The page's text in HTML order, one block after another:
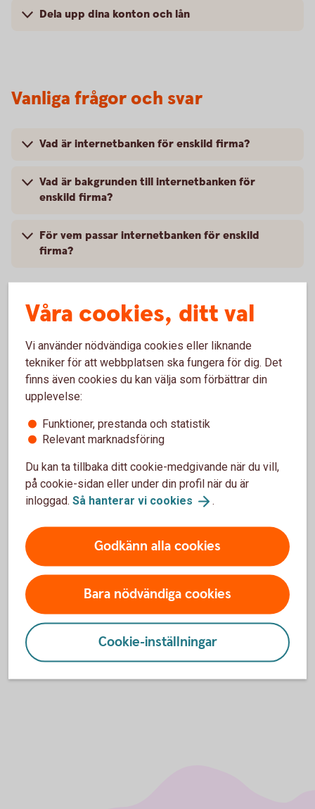
Dela upp dina konton och lån
Vanliga frågor och svar
Vad är internetbanken för enskild firma?
Vad är bakgrunden till internetbanken för
enskild firma?
För vem passar internetbanken för enskild
firma?
Fler frågor och svar om internetbanken enskild
Internetbanken för enskild
firma
Ring 0581-880 00 och skaffa internetbanken
firma
Digital Support
Öppet alla dagar dygnet runt.
Digital support
Våra cookies, ditt val
Vi använder nödvändiga cookies eller liknande
tekniker för att webbplatsen ska fungera för dig. Det
finns även cookies du kan välja som förbättrar din
upplevelse:
Funktioner, prestanda och statistik
Relevant marknadsföring
Du kan ta tillbaka ditt cookie-medgivande när du vill,
på cookie-sidan eller under din profil när du är
inloggad. Så hanterar vi cookies .
Godkänn alla cookies
Bara nödvändiga cookies
Cookie-inställningar